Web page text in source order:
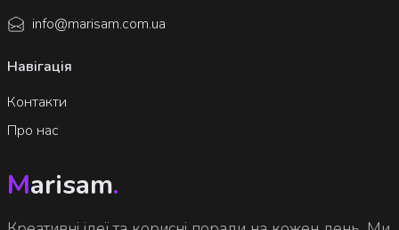
Marisam.
Навігація
Контакти
Про нас
info@marisam.com.ua